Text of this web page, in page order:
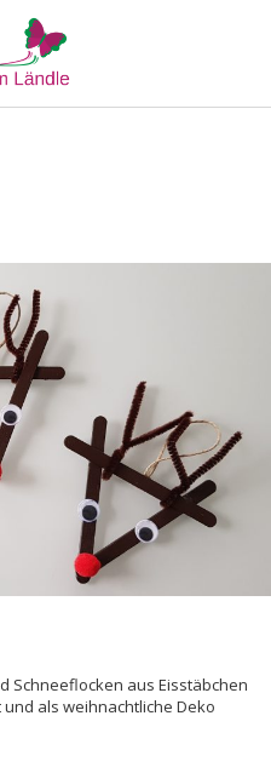
Schneeflocken aus Eisstäbchen
als weihnachtliche Deko